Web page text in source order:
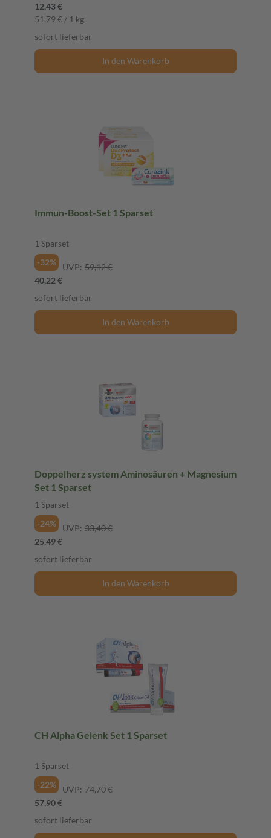
12,43 €
51,79 € / 1 kg
sofort lieferbar
In den Warenkorb
Immun-Boost-Set 1 Sparset
1 Sparset
-32%
UVP: 59,12 €
40,22 €
sofort lieferbar
In den Warenkorb
Doppelherz system Aminosäuren + Magnesium
Set 1 Sparset
1 Sparset
-24%
UVP: 33,40 €
25,49 €
sofort lieferbar
In den Warenkorb
CH Alpha Gelenk Set 1 Sparset
1 Sparset
-22%
UVP: 74,70 €
57,90 €
sofort lieferbar